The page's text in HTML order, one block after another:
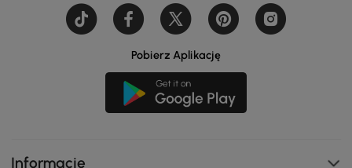
Czarne odcienie i eleganckie linie zapewniają
wyrafinowany wygląd z połowy wieku.
Pobierz Aplikację
Informacje